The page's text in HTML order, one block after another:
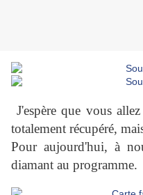
J'espère que vous
totalement récupéré,
Pour aujourd'hui, à
diamant au programme.